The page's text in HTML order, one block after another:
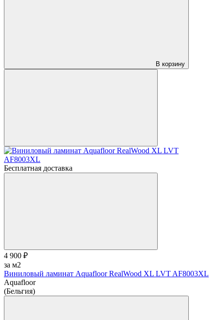
В корзину
Бесплатная доставка
4 900 ₽
за м2
Виниловый ламинат Aquafloor RealWood XL LVT AF8003XL
Aquafloor
(Бельгия)